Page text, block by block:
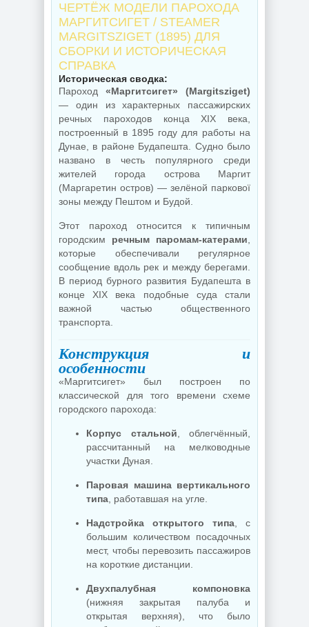
ЧЕРТЁЖ МОДЕЛИ ПАРОХОДА
МАРГИТСИГЕТ / STEAMER
MARGITSZIGET (1895) ДЛЯ
СБОРКИ И ИСТОРИЧЕСКАЯ
СПРАВКА
Историческая сводка:
Пароход «Маргитсигет» (Margitsziget)
— один из характерных пассажирских
речных пароходов конца XIX века,
построенный в 1895 году для работы на
Дунае, в районе Будапешта. Судно было
названо в честь популярного среди
жителей города острова Маргит
(Маргаретин остров) — зелёной паркової
зоны между Пештом и Будой.
Этот пароход относится к типичным
городским речным паромам-катерами
которые обеспечивали регулярное
сообщение вдоль рек и между берегами.
В период бурного развития Будапешта в
конце XIX века подобные суда стали
важной частью общественного
транспорта.
Конструкция и
особенности
«Маргитсигет» был построен по
классической для того времени схеме
городского парохода:
Корпус стальной , облегчённый,
рассчитанный на мелководные
участки Дуная.
Паровая машина вертикального
типа , работавшая на угле.
Надстройка открытого типа , с
большим количеством посадочных
мест, чтобы перевозить пассажиров
на короткие дистанции.
Двухпалубная компоновка
(нижняя закрытая палуба и
открытая верхняя), что было